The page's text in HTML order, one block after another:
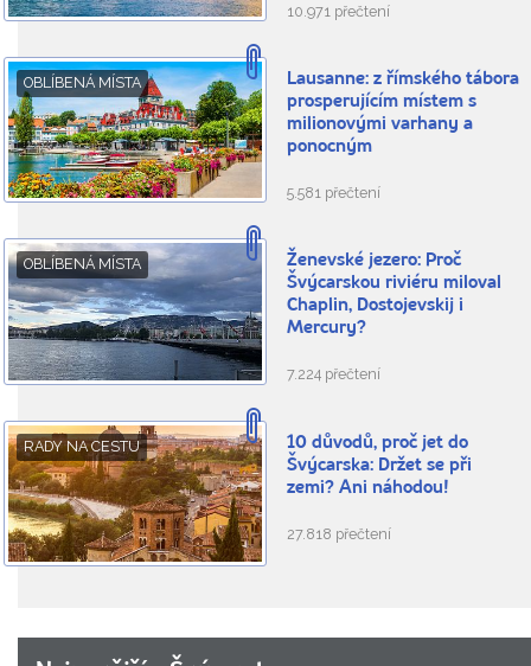
10.971 přečtení
OBLÍBENÁ MÍSTA
Lausanne: z římského tábora
prosperujícím místem s
milionovými varhany a
ponocným
5.581 přečtení
OBLÍBENÁ MÍSTA
Ženevské jezero: Proč
Švýcarskou riviéru miloval
Chaplin, Dostojevskij i
Mercury?
7.224 přečtení
RADY NA CESTU
10 důvodů, proč jet do
Švýcarska: Držet se při
zemi? Ani náhodou!
27.818 přečtení